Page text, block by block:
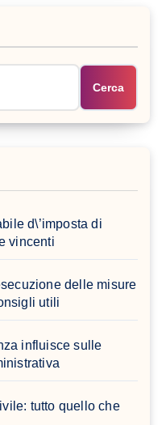
Cerca
d\’imposta di
vincenti
delle misure
utili
influisce sulle
tutto quello che